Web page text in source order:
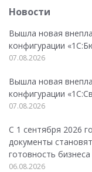
Новости
Вышла новая
конфигурации
07.08.2026
Вышла новая
конфигурации
07.08.2026
С 1 сентября 2026
документы
готовность бизнеса
06.08.2026